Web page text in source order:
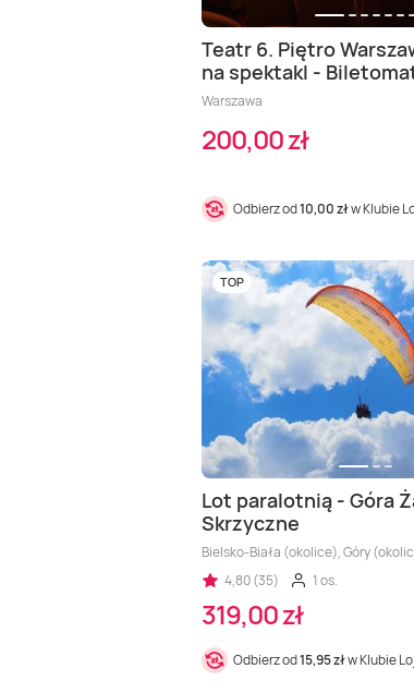
Teatr 6. Piętro
na spektakl -
Warszawa
200,00 zł
Odbierz od10,00 złw Klubie
TOP
Lot paralotnią - Góra
Skrzyczne
Bielsko-Biała (okolice), Góry
4,80 (35)
1 os.
319,00 zł
Odbierz od15,95 złw Klubie